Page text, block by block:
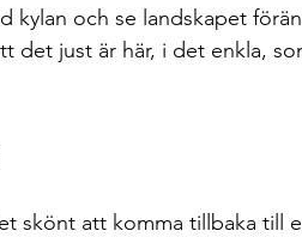
kylan och se landskapet
det just är här, i det enkla,
skönt att komma tillbaka till